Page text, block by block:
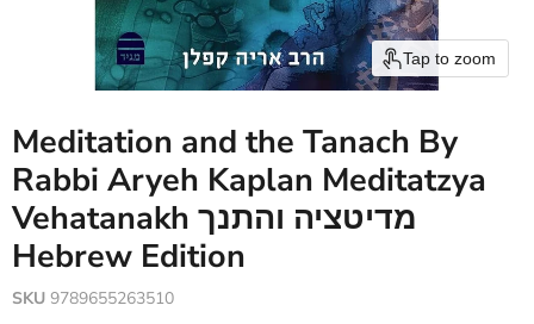
Tap to zoom
Meditation and the Tanach By
Rabbi Aryeh Kaplan Meditatzya
Vehatanakh מדיטציה והתנך
Hebrew Edition
SKU 9789655263510